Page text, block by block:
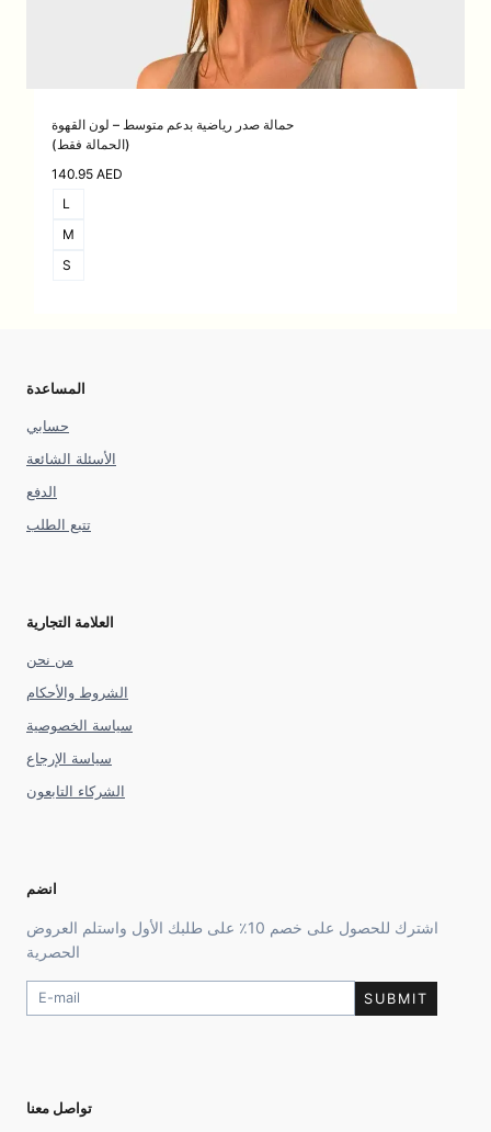
حمالة صدر رياضية بدعم متوسط – لون القهوة
(الحمالة فقط)
140.95 AED
L
M
S
المساعدة
حسابي
الأسئلة الشائعة
الدفع
تتبع الطلب
العلامة التجارية
من نحن
الشروط والأحكام
سياسة الخصوصية
سياسة الإرجاع
الشركاء التابعون
انضم
اشترك للحصول على خصم 10٪ على طلبك الأول واستلم العروض
الحصرية
SUBMIT
تواصل معنا